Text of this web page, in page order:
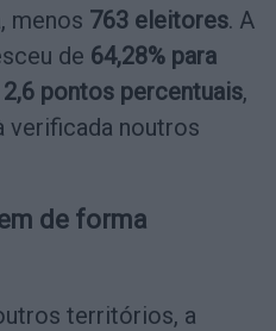
menos 763 eleitores. A
de 64,28% para
2,6 pontos percentuais,
verificada noutros
de forma
territórios, a